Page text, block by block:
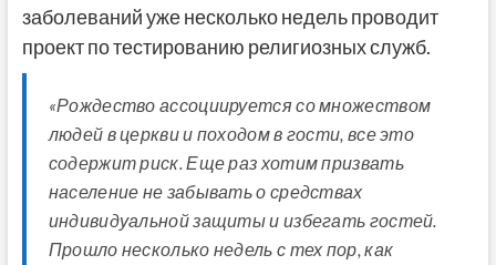
заболеваний уже несколько недель проводит
проект по тестированию религиозных служб.
«Рождество ассоциируется со множеством
людей в церкви и походом в гости, все это
содержит риск. Еще раз хотим призвать
население не забывать о средствах
индивидуальной защиты и избегать гостей.
Прошло несколько недель с тех пор, как